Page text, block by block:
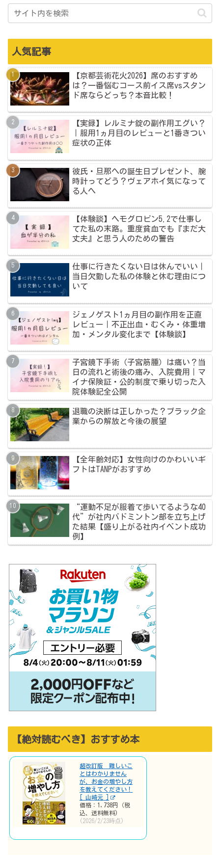
人気記事
【京都芸術花火2026】席のおすすめ
は？一番悩むコース前イス席vsスタン
ド席ならどっち？本音比較！
【実録】レルミナ錠の副作用エグい？
｜服用1ヵ月目のレビューと1番きつい
症状の正体
彼氏・旦那への誕生日プレゼント、腕
時計ってどう？ヴェアホイ気になって
る人へ
【体験談】ヘモグロビン5.2で仕事し
てた私の末路。重度貧血でも『まだ大
丈夫』と思う人のための警告
仕事に行きたくない日は休んでいい｜
当日欠勤した私の体験と休む理由につ
いて
ジェノゲスト1ヵ月目の副作用を正直
レビュー｜不正出血・むくみ・体重増
加・メンタル変化まで【体験談】
子宮鏡下手術（子宮筋腫）は痛い？当
日の流れと術後の痛み、入院費用｜マ
イナ保険証・公的制度で乗り切った入
院体験記全公開
退職の決断は正しかった？ブラック企
業からの解放と今後の展望
【全年齢対応】女性向けのかわいいギ
フトはTANPがおすすめ
“運動不足が服着て歩いてるような40
代”が社内バドミントン部を立ち上げ
た結果【盛り上がる社内イベント成功
例】
【絶対読むべき】おすすめ本
超改訂版 難しいこ
とはわかりません
が、お金の増やし方
を教えてください！
[ 山崎元 ]
価格：1,738円（税
込、送料無料)
(2026/2/23時点)